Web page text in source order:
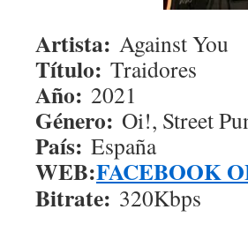
Artista: Against You
Título: Traidores
Año: 2021
Género: Oi!, Street
País: España
WEB:FACEBOOK
Bitrate: 320Kbps